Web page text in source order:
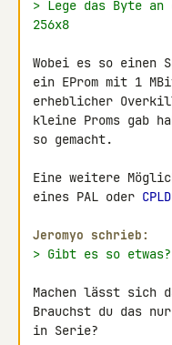
> Lege das Byte
256x8
Wobei es so einen
ein EProm mit 1
erheblicher
kleine Proms gab
so gemacht.
Eine weitere
eines PAL oder CPLD
Jeromyo schrieb:
> Gibt es so etwas?
Machen lässt sich
Brauchst du das
in Serie?